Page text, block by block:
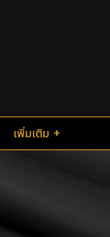
เพิ่มเติม